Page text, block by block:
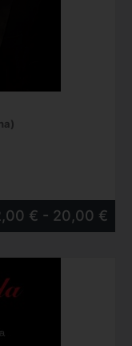
€ - 20,00 €